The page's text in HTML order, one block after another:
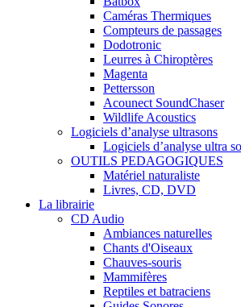
Caméras Thermiques
Compteurs de passages
Dodotronic
Leurres à Chiroptères
Magenta
Pettersson
Acounect SoundChaser
Wildlife Acoustics
Logiciels d’analyse ultrasons
Logiciels d’analyse ultra
OUTILS PEDAGOGIQUES
Matériel naturaliste
Livres, CD, DVD
La librairie
CD Audio
Ambiances naturelles
Chants d'Oiseaux
Chauves-souris
Mammifères
Reptiles et batraciens